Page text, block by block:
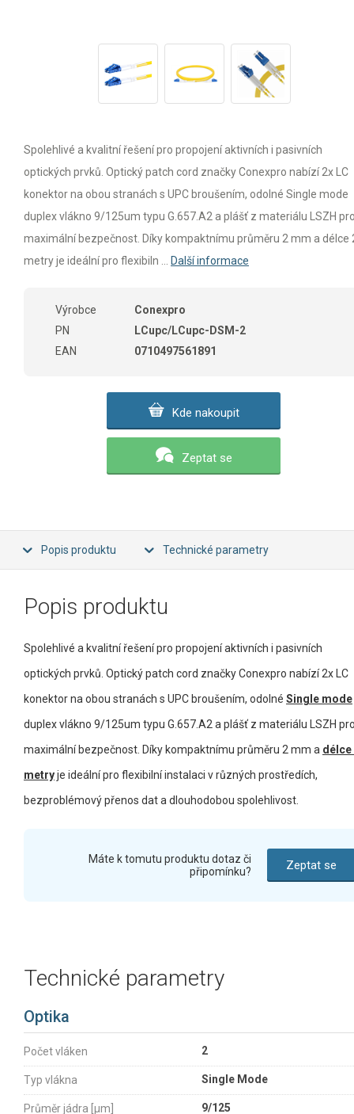
Spolehlivé a kvalitní řešení pro propojení aktivních i pasivních
optických prvků. Optický patch cord značky Conexpro nabízí 2x LC
konektor na obou stranách s UPC broušením, odolné Single mode
duplex vlákno 9/125um typu G.657.A2 a plášť z materiálu LSZH
maximální bezpečnost. Díky kompaktnímu průměru 2 mm a délce
metry je ideální pro flexibiln ...
Další informace
Výrobce
Conexpro
PN
LCupc/LCupc-DSM-2
EAN
0710497561891
Kde nakoupit
Zeptat se
Popis produktu Technické parametry
Popis produktu
Spolehlivé a kvalitní řešení pro propojení aktivních i pasivních
optických prvků. Optický patch cord značky Conexpro nabízí 2x LC
konektor na obou stranách s UPC broušením, odolné Single mode
duplex vlákno 9/125um typu G.657.A2 a plášť z materiálu LSZH
maximální bezpečnost. Díky kompaktnímu průměru 2 mm a délce
metryje ideální pro flexibilní instalaci v různých prostředích,
bezproblémový přenos dat a dlouhodobou spolehlivost.
Máte k tomutu produktu dotaz či
připomínku?
Zeptat se
Technické parametry
Optika
Počet vláken 2
Typ vlákna Single Mode
Průměr jádra [µm] 9/125